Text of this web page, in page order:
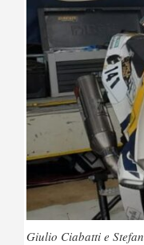
Giulio Ciabatti e